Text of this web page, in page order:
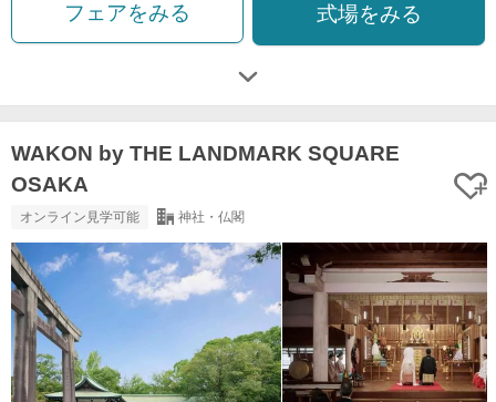
フェアをみる 式場をみる
WAKON by THE LANDMARK SQUARE
OSAKA
オンライン見学可能 神社・仏閣